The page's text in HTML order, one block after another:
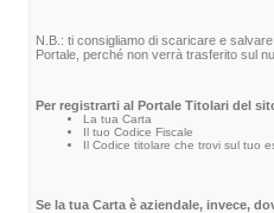
N.B.: ti consigliamo di scaricare e
Portale, perché non verrà trasferito sul
Per registrarti al Portale Titolari del
La tua Carta
Il tuo Codice Fiscale
Il Codice titolare che trovi sul tuo
Se la tua Carta è aziendale, invece,